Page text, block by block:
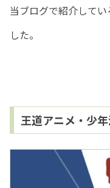
当ブログで紹介して
した。
王道アニメ・少